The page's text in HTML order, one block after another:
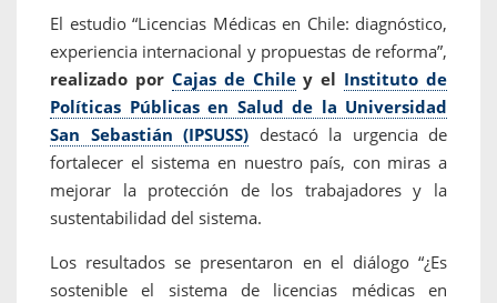
El estudio “Licencias Médicas en Chile: diagnóstico,
experiencia internacional y propuestas de reforma”,
realizado por Cajas de Chiley el Instituto de
Políticas Públicas en Salud de la Universidad
San Sebastián (IPSUSS) destacó la urgencia de
fortalecer el sistema en nuestro país, con miras a
mejorar la protección de los trabajadores y la
sustentabilidad del sistema.
Los resultados se presentaron en el diálogo “¿Es
sostenible el sistema de licencias médicas en